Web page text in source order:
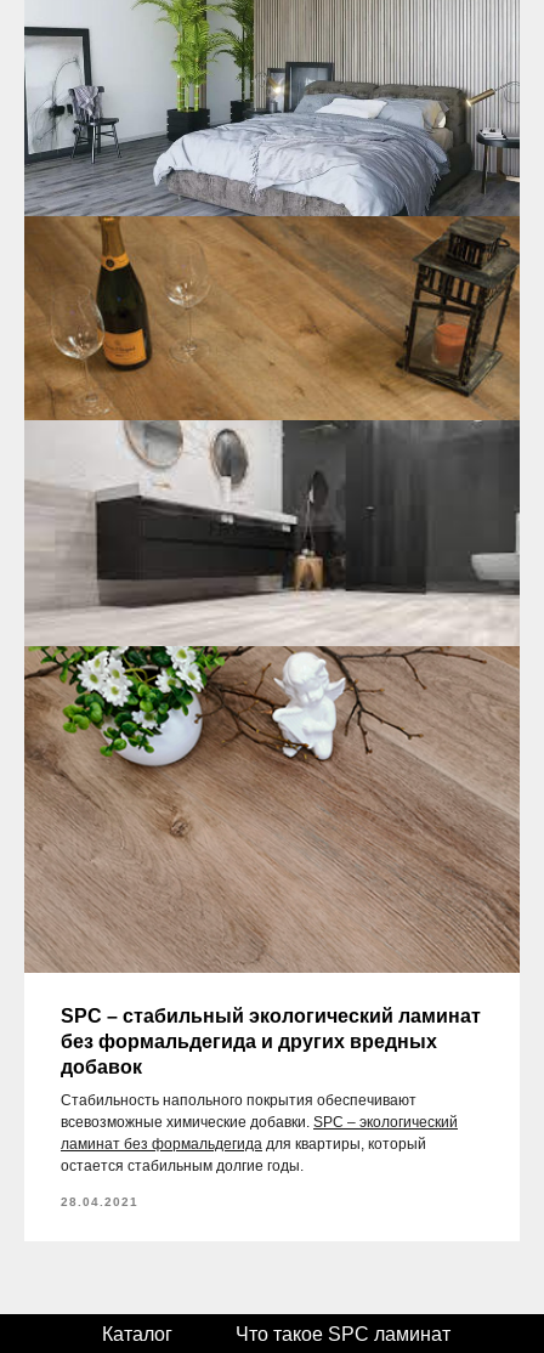
квартиру, не делая разрывов в проемах дверей. Эта
особенность характерна только для SPC, кварц-виниловый
ламинат придется разрезать.
21.05.2021
Насколько каменно-полимерный ламинат
SPC устойчив к воздействию
ультрафиолетового излучения?
Напольное покрытие для кухни кварцвиниловое обладает
множеством преимуществ. Но на солнце материал
выгорает. Чтобы рисунок не побледнел, лучшевыбрать
каменно-полимерные плитки SPC
18.05.2021
Купить кварцвиниловое покрытие или
SPC: сравнение звукоизолирующих
свойств
Звукоизоляция – способность напольного покрытия не
пропускать шум. Эта характеристика является показателем
комфорта. На кварцвиниловое покрытие цена ниже, но SPC
лучше поглощает звук.
Теплопроводимость SPC ламината
SKALLA | СКАЛЛА
Каменно-полимерный ламинат имеет оптимальную
теплопроводность. На кварцвиниловое напольное покрытие
цена значительно ниже. Но этот материал не подходит для
монтажа на теплые полы.
10.05.2021
Что лучше: купить кварцвиниловое
покрытие, линолеум или SPC?
Есть классический линолеум, замковое кварцвиниловое
напольное покрытие и SPC. Здесь сравниваются основные
характеристики всех трех материалов. Это поможет вам
сделать правильный выбор.
04.05.2021
SPC – стабильный экологический ламинат
без формальдегида и других вредных
добавок
Стабильность напольного покрытия обеспечивают
всевозможные химические добавки. SPC – экологический
ламинат без формальдегида для квартиры, который
остается стабильным долгие годы.
28.04.2021
Каталог Что такое SPC ламинат